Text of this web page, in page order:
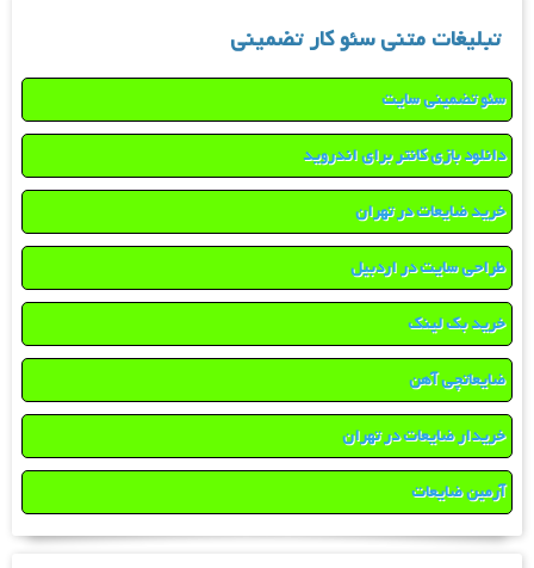
تبلیغات متنی سئو کار تضمینی
سئو تضمینی سایت
دانلود بازی کانتر برای اندروید
خرید ضایعات در تهران
طراحی سایت در اردبیل
خرید بک لینک
ضایعاتچی آهن
خریدار ضایعات در تهران
آرمین ضایعات